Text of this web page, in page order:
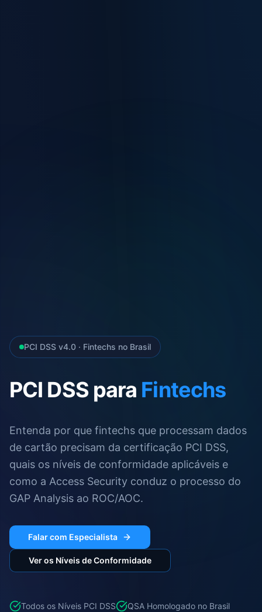
PCI DSS v4.0 · Fintechs no Brasil
PCI DSS para Fintechs
Entenda por que fintechs que processam dados
de cartão precisam da certificação PCI DSS,
quais os níveis de conformidade aplicáveis e
como a Access Security conduz o processo do
GAP Analysis ao ROC/AOC.
Falar com Especialista
Ver os Níveis de Conformidade
Todos os Níveis PCI DSS
QSA Homologado no Brasil